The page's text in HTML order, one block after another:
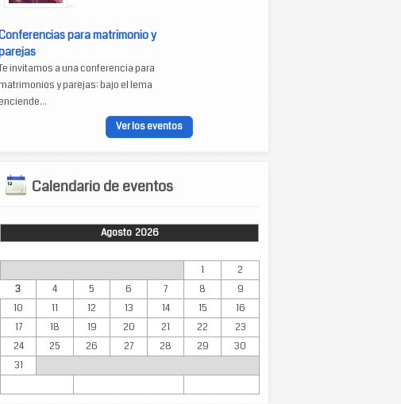
para matrimonio y
invitamos a una conferencia para
y parejas: bajo el lema
Ver los eventos
Calendario de eventos
Agosto 2026
1
2
3
4 5 6 7 8
9
10
11 12 13 14 15
16
17
18 19 20 21 22
23
24
25 26 27 28 29
30
31